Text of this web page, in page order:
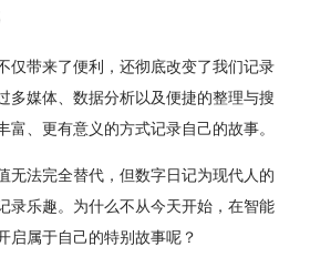
仅带来了便利，还彻底改变了我们记录
多媒体、数据分析以及便捷的整理与搜
富、更有意义的方式记录自己的故事。
无法完全替代，但数字日记为现代人的
录乐趣。为什么不从今天开始，在智能
启属于自己的特别故事呢？